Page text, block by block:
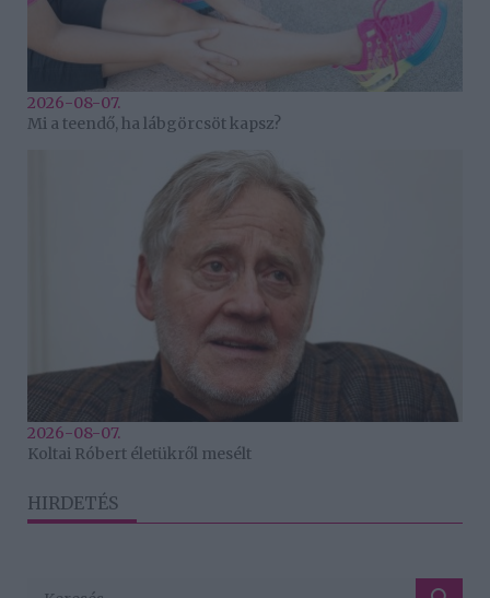
2026-08-07.
Mi a teendő, ha lábgörcsöt kapsz?
2026-08-07.
Koltai Róbert életükről mesélt
HIRDETÉS